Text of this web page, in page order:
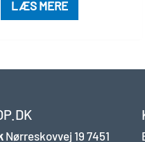
LÆS MERE
Nørreskovvej 19 7451